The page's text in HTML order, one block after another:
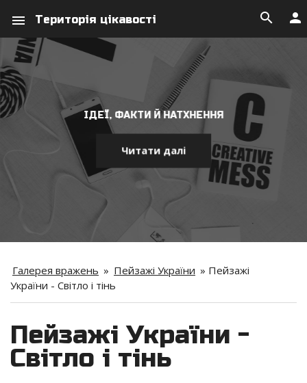
menu Територія цікавості person
search
ІДЕЇ, ФАКТИ Й НАТХНЕННЯ
Читати далі
Галерея вражень » Пейзажі України » Пейзажі
України - Світло і тінь
Пейзажі України -
Світло і тінь